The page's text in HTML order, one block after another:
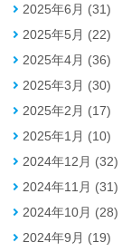
2025年6月 (31)
2025年5月 (22)
2025年4月 (36)
2025年3月 (30)
2025年2月 (17)
2025年1月 (10)
2024年12月 (32)
2024年11月 (31)
2024年10月 (28)
2024年9月 (19)